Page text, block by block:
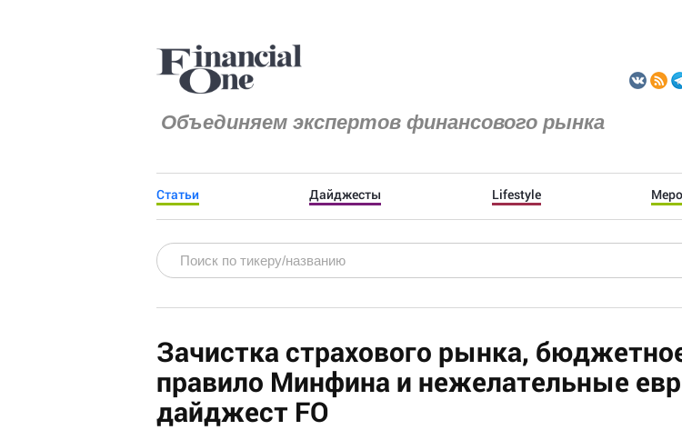
Объединяем экспертов финансового рынка
Статьи Дайджесты Lifestyle
Зачистка страхового рынка,
правило Минфина и нежелательные
дайджест FO